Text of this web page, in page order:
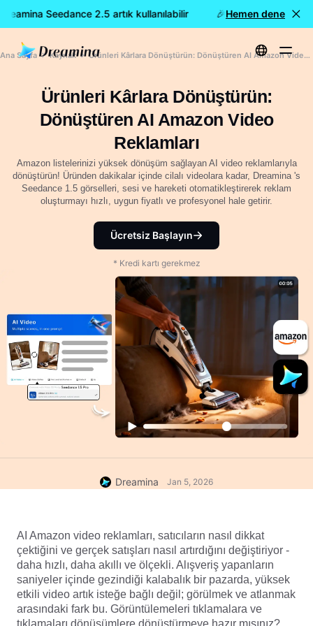
Seedance 2.5 artık kullanılabilir 🎉 Yeni model
Hemen dene
Ana Sayfa Kaynak Ürünleri Kârlara Dönüştürün: Dönüştüren AI Amazon Video Reklamları
Ürünleri Kârlara Dönüştürün:
Dönüştüren AI Amazon Video
Reklamları
Amazon listelerinizi yüksek dönüşüm sağlayan AI video reklamlarıyla
dönüştürün! Üründen dakikalar içinde cilalı videolara kadar, Dreamina 's
Seedance 1.5 görselleri, sesi ve hareketi otomatikleştirerek reklam
oluşturmayı hızlı, uygun fiyatlı ve profesyonel hale getirir.
Ücretsiz Başlayın
* Kredi kartı gerekmez
Dreamina Jan 5, 2026
AI Amazon video reklamları, satıcıların nasıl dikkat
çektiğini ve gerçek satışları nasıl artırdığını değiştiriyor -
daha hızlı, daha akıllı ve ölçekli. Alışveriş yapanların
saniyeler içinde gezindiği kalabalık bir pazarda, yüksek
etkili video artık isteğe bağlı değil; görülmek ve atlanmak
arasındaki fark bu. Görüntülemeleri tıklamalara ve
tıklamaları dönüşümlere dönüştürmeye hazır mısınız?